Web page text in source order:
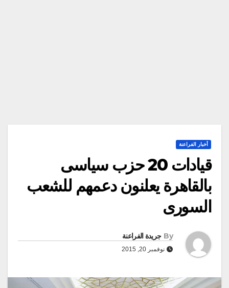
أخبار الفراعنة
قيادات 20 حزب سياسى
بالقاهرة يعلنون دعمهم للشعب
السورى
By جريدة الفراعنة
نوفمبر 20, 2015